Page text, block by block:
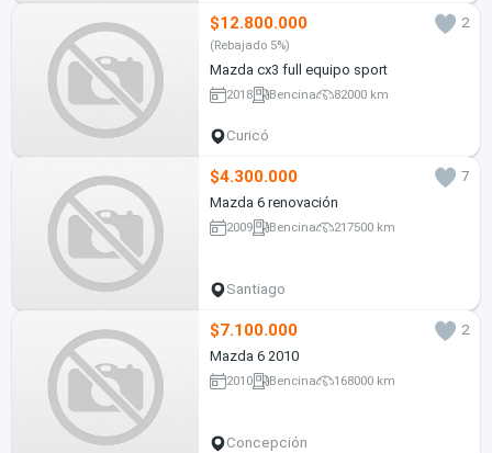
$12.800.000 2
(Rebajado 5%)
Mazda cx3 full equipo sport
2018 Bencina 82000 km
Curicó
$4.300.000
7
Mazda 6 renovación
2009 Bencina 217500 km
Santiago
$7.100.000
2
Mazda 6 2010
2010 Bencina 168000 km
Concepción